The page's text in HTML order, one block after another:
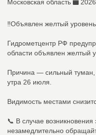
Московская область
‼️Объявлен желтый
Гидрометцентр РФ
области объявлен желтый
Причина — сильный
утра 26 июля.
Видимость местами
📞 В случае
незамедлительно